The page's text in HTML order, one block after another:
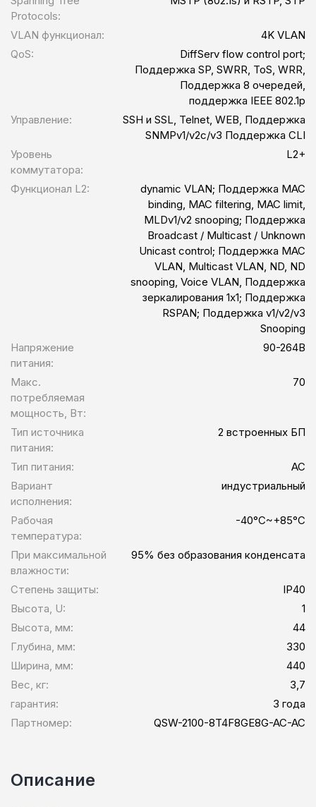
оповещения администратора
Protocols:
VLAN функционал:
4K VLAN
QoS:
DiffServ flow control port;
Поддержка SP, SWRR, ToS, WRR,
Поддержка 8 очередей,
поддержка IEEE 802.1p
Управление:
SSH и SSL, Telnet, WEB, Поддержка
SNMPv1/v2c/v3 Поддержка CLI
Уровень
коммутатора:
L2+
Функционал L2:
dynamic VLAN; Поддержка MAC
binding, MAC filtering, MAC limit,
MLDv1/v2 snooping; Поддержка
Broadcast / Multicast / Unknown
Unicast control; Поддержка MAC
VLAN, Multicast VLAN, ND, ND
snooping, Voice VLAN, Поддержка
зеркалирования 1х1; Поддержка
RSPAN; Поддержка v1/v2/v3
Snooping
Напряжение
питания:
90-264В
Макс.
потребляемая
мощность, Вт:
70
Тип источника
питания:
2 встроенных БП
Тип питания:
AC
Вариант
исполнения:
индустриальный
Рабочая
температура:
-40°C~+85°C
При максимальной
влажности:
95% без образования конденсата
Степень защиты:
IP40
Высота, U:
1
Высота, мм:
44
Глубина, мм:
330
Ширина, мм:
440
Вес, кг:
3,7
гарантия:
3 года
Партномер:
QSW-2100-8T4F8GE8G-AC-AC
Описание